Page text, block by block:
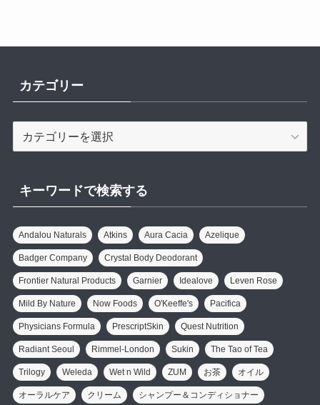
カテゴリー
キーワードで検索する
Andalou Naturals Atkins Aura Cacia Azelique
Badger Company Crystal Body Deodorant
Frontier Natural Products Garnier Idealove Leven Rose
Mild By Nature Now Foods O'Keeffe's Pacifica
Physicians Formula PrescriptSkin Quest Nutrition
Radiant Seoul Rimmel-London Sukin The Tao of Tea
Trilogy Weleda Wet n Wild ZUM お茶 オイル
オーラルケア クリーム シャンプー＆コンディショナー